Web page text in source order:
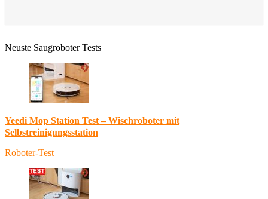
Neuste Saugroboter Tests
Yeedi Mop Station Test – Wischroboter mit
Selbstreinigungsstation
Roboter-Test